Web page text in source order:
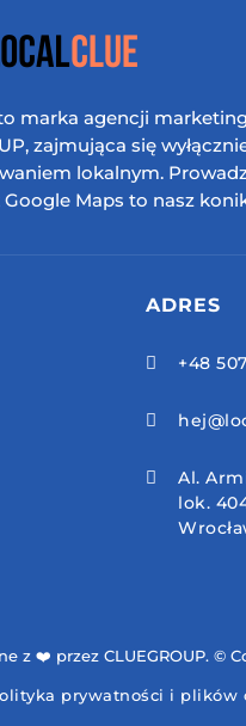
marka agencji
zajmująca się
lokalnym.
Maps to nasz
ADRES
 +48


Al.
lok.
z ❤️ przez CLUEGROUP. ©
prywatności i plików